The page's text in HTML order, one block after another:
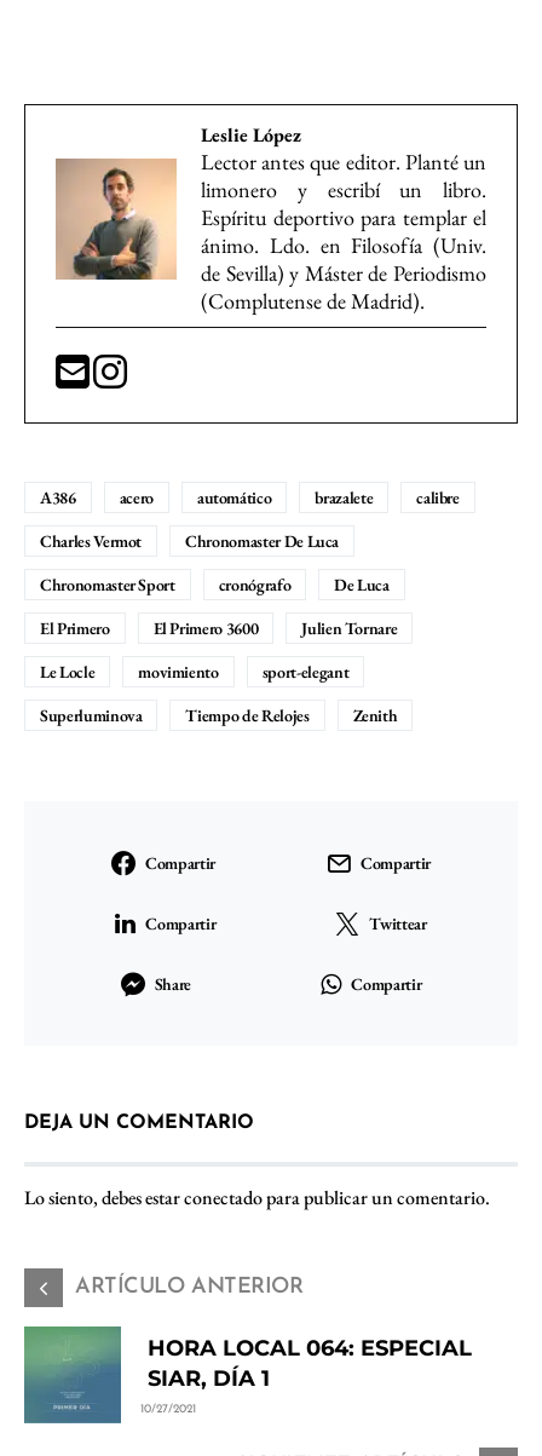
Leslie López
Lector antes que editor. Planté un
limonero y escribí un libro.
Espíritu deportivo para templar el
ánimo. Ldo. en Filosofía (Univ.
de Sevilla) y Máster de Periodismo
(Complutense de Madrid).
A386 acero automático brazalete
calibre
Charles Vermot
Chronomaster De Luca
Chronomaster Sport
cronógrafo
De Luca
El Primero
El Primero 3600
Julien Tornare
Le Locle
movimiento
sport-elegant
Superluminova
Tiempo de Relojes Zenith
Compartir Compartir
Compartir Twittear
Share Compartir
DEJA UN COMENTARIO
Lo siento, debes estarconectadopara publicar un comentario.
ARTÍCULO ANTERIOR
HORA LOCAL 064: ESPECIAL
SIAR, DÍA 1
10/27/2021